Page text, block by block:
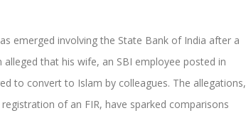
emerged involving the State Bank of India after a
alleged that his wife, an SBI employee posted in
to convert to Islam by colleagues. The allegations,
of an FIR, have sparked comparisons